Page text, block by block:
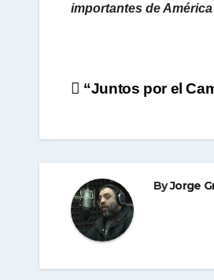
importantes de
Navegación
entradas
“Juntos por el
ByJorge